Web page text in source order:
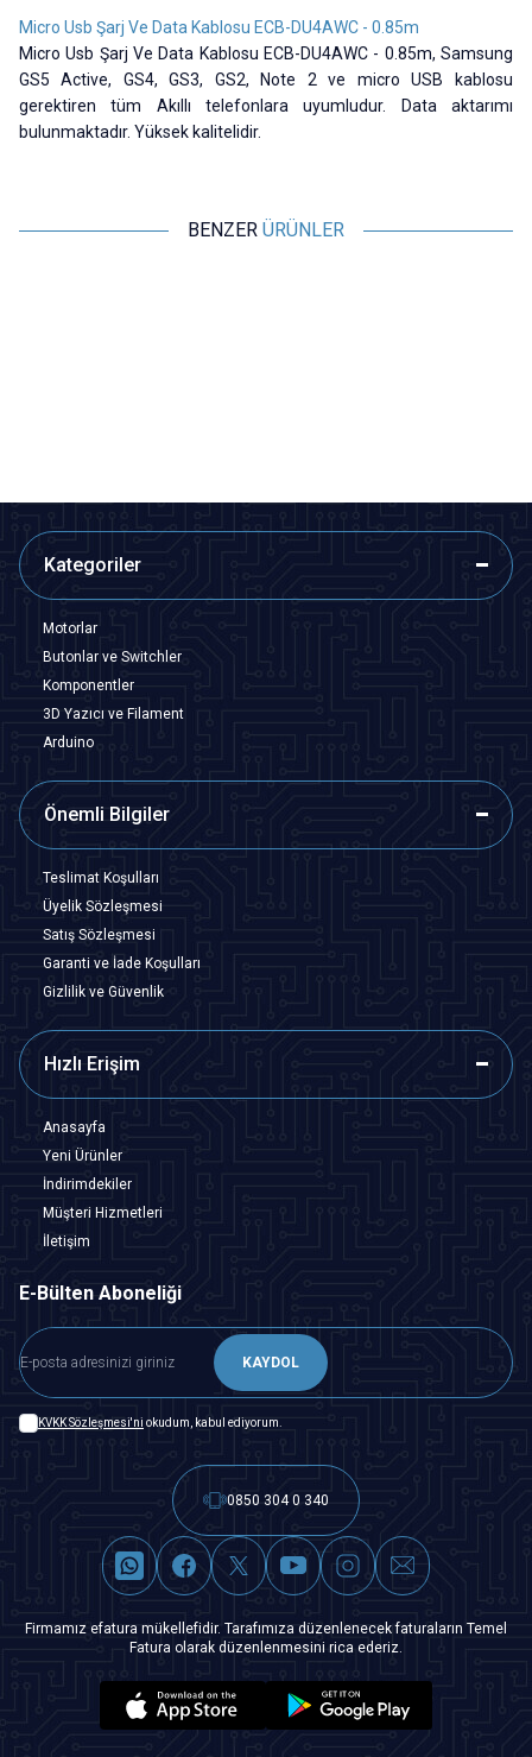
Micro Usb Şarj Ve Data Kablosu ECB-DU4AWC - 0.85m
Micro Usb Şarj Ve Data Kablosu ECB-DU4AWC - 0.85m, Samsung
GS5 Active, GS4, GS3, GS2, Note 2 ve micro USB kablosu
gerektiren tüm Akıllı telefonlara uyumludur. Data aktarımı
bulunmaktadır. Yüksek kalitelidir.
BENZER ÜRÜNLER
Kategoriler
Motorlar
Butonlar ve Switchler
Komponentler
3D Yazıcı ve Filament
Arduino
Önemli Bilgiler
Teslimat Koşulları
Üyelik Sözleşmesi
Satış Sözleşmesi
Garanti ve İade Koşulları
Gizlilik ve Güvenlik
Hızlı Erişim
Anasayfa
Yeni Ürünler
İndirimdekiler
Müşteri Hizmetleri
İletişim
E-Bülten Aboneliği
KAYDOL
KVKK Sözleşmesi'ni okudum, kabul ediyorum.
0850 304 0 340
Firmamız efatura mükellefidir. Tarafımıza düzenlenecek faturaların Temel
Fatura olarak düzenlenmesini rica ederiz.